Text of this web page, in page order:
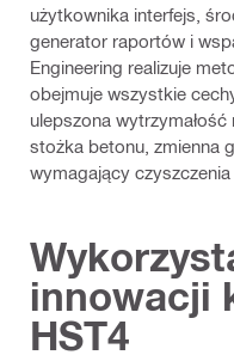
użytkownika interfejs,
generator raportów i
Engineering realizuje
obejmuje wszystkie
ulepszona
stożka betonu, zmienna
wymagający czyszczenia
innowacji
HST4